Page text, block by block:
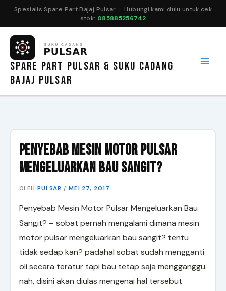
Spesialis Spare Part Bajaj Pulsar · Hubungi kami dulu untuk cek
stok: 085885256742
Lewati
konten
SPARE PART PULSAR & SUKU CADANG
BAJAJ PULSAR
Penyebab Mesin Motor Pulsar
Mengeluarkan Bau Sangit?
OLEH PULSAR/ MEI 27, 2017
Penyebab Mesin Motor Pulsar Mengeluarkan Bau
Sangit? – sobat pernah mengalami dimana mesin
motor pulsar mengeluarkan bau sangit? tentu
tidak sedap kan? padahal sobat sudah mengganti
oli secara teratur tapi bau tetap saja mengganggu.
nah, disini akan diulas mengenai hal tersebut